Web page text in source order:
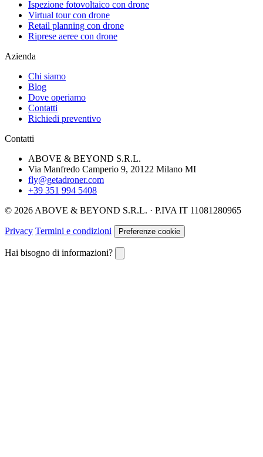
Ispezione fotovoltaico con drone
Virtual tour con drone
Retail planning con drone
Riprese aeree con drone
Azienda
Chi siamo
Blog
Dove operiamo
Contatti
Richiedi preventivo
Contatti
ABOVE & BEYOND S.R.L.
Via Manfredo Camperio 9, 20122 Milano MI
fly@getadroner.com
+39 351 994 5408
© 2026 ABOVE & BEYOND S.R.L. · P.IVA IT 11081280965
Privacy Termini e condizioni Preferenze cookie
Hai bisogno di informazioni?